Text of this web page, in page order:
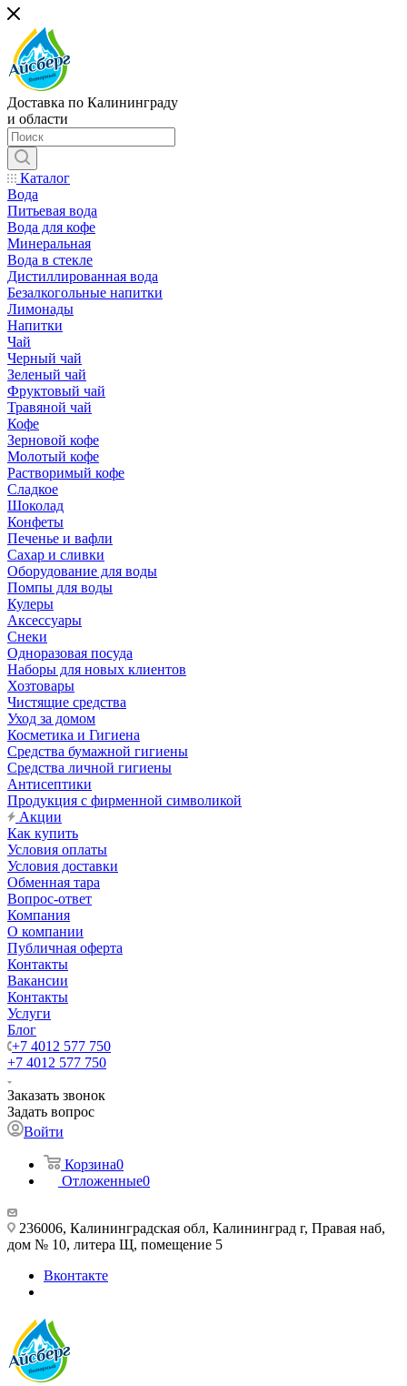
Доставка по Калининграду
и области
Каталог
Вода
Питьевая вода
Вода для кофе
Минеральная
Вода в стекле
Дистиллированная вода
Безалкогольные напитки
Лимонады
Напитки
Чай
Черный чай
Зеленый чай
Фруктовый чай
Травяной чай
Кофе
Зерновой кофе
Молотый кофе
Растворимый кофе
Сладкое
Шоколад
Конфеты
Печенье и вафли
Сахар и сливки
Оборудование для воды
Помпы для воды
Кулеры
Аксессуары
Снеки
Одноразовая посуда
Наборы для новых клиентов
Хозтовары
Чистящие средства
Уход за домом
Косметика и Гигиена
Средства бумажной гигиены
Средства личной гигиены
Антисептики
Продукция с фирменной символикой
Акции
Как купить
Условия оплаты
Условия доставки
Обменная тара
Вопрос-ответ
Компания
О компании
Публичная оферта
Контакты
Вакансии
Контакты
Услуги
Блог
+7 4012 577 750
+7 4012 577 750
Заказать звонок
Задать вопрос
Войти
Корзина0
Отложенные0
236006, Калининградская обл, Калининград г, Правая наб,
дом № 10, литера Щ, помещение 5
Вконтакте